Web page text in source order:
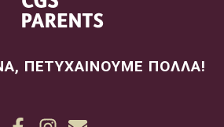
ΠΕΤΥΧΑΙΝΟΥΜΕ ΠΟΛΛΑ!